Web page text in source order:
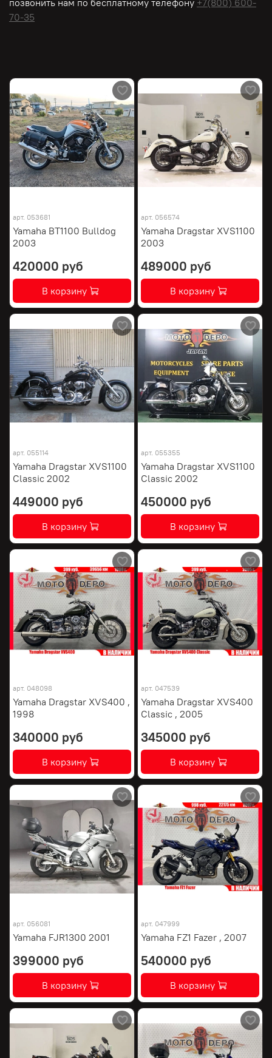
позвонить нам по бесплатному телефону +7(800) 600-
70-35
арт. 053681
Yamaha BT1100 Bulldog
2003
420000 руб
В корзину
арт. 056574
Yamaha Dragstar XVS1100
2003
489000 руб
В корзину
арт. 055114
Yamaha Dragstar XVS1100
Classic 2002
449000 руб
В корзину
арт. 055355
Yamaha Dragstar XVS1100
Classic 2002
450000 руб
В корзину
арт. 048098
Yamaha Dragstar XVS400 ,
1998
340000 руб
В корзину
арт. 047539
Yamaha Dragstar XVS400
Classic , 2005
345000 руб
В корзину
арт. 056081
Yamaha FJR1300 2001
399000 руб
В корзину
арт. 047999
Yamaha FZ1 Fazer , 2007
540000 руб
В корзину